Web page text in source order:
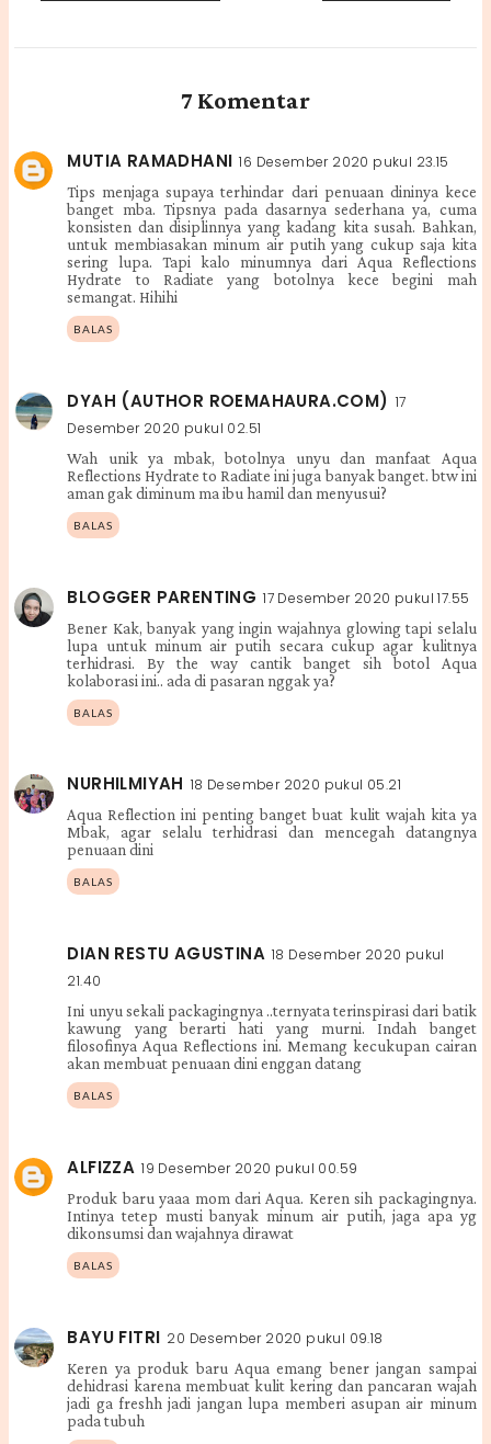
7 Komentar
MUTIA RAMADHANI 16 Desember 2020 pukul 23.15
Tips menjaga supaya terhindar dari penuaan dininya kece
banget mba. Tipsnya pada dasarnya sederhana ya, cuma
konsisten dan disiplinnya yang kadang kita susah. Bahkan,
untuk membiasakan minum air putih yang cukup saja kita
sering lupa. Tapi kalo minumnya dari Aqua Reflections
Hydrate to Radiate yang botolnya kece begini mah
semangat. Hihihi
BALAS
DYAH (AUTHOR ROEMAHAURA.COM) 17
Desember 2020 pukul 02.51
Wah unik ya mbak, botolnya unyu dan manfaat Aqua
Reflections Hydrate to Radiate ini juga banyak banget. btw ini
aman gak diminum ma ibu hamil dan menyusui?
BALAS
BLOGGER PARENTING 17 Desember 2020 pukul 17.55
Bener Kak, banyak yang ingin wajahnya glowing tapi selalu
lupa untuk minum air putih secara cukup agar kulitnya
terhidrasi. By the way cantik banget sih botol Aqua
kolaborasi ini.. ada di pasaran nggak ya?
BALAS
NURHILMIYAH 18 Desember 2020 pukul 05.21
Aqua Reflection ini penting banget buat kulit wajah kita ya
Mbak, agar selalu terhidrasi dan mencegah datangnya
penuaan dini
BALAS
DIAN RESTU AGUSTINA 18 Desember 2020 pukul
21.40
Ini unyu sekali packagingnya ..ternyata terinspirasi dari batik
kawung yang berarti hati yang murni. Indah banget
filosofinya Aqua Reflections ini. Memang kecukupan cairan
akan membuat penuaan dini enggan datang
BALAS
ALFIZZA 19 Desember 2020 pukul 00.59
Produk baru yaaa mom dari Aqua. Keren sih packagingnya.
Intinya tetep musti banyak minum air putih, jaga apa yg
dikonsumsi dan wajahnya dirawat
BALAS
BAYU FITRI 20 Desember 2020 pukul 09.18
Keren ya produk baru Aqua emang bener jangan sampai
dehidrasi karena membuat kulit kering dan pancaran wajah
jadi ga freshh jadi jangan lupa memberi asupan air minum
pada tubuh